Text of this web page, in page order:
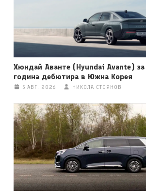
Хюндай Аванте (Hyundai Avante)
година дебютира в Южна Корея
5 АВГ. 2026 НИКОЛА СТОЯНОВ